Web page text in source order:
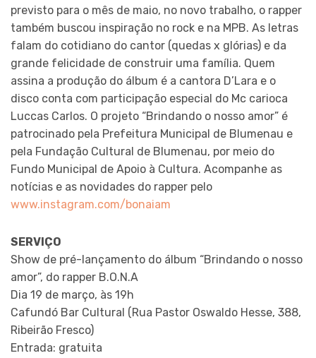
previsto para o mês de maio, no novo trabalho, o rapper
também buscou inspiração no rock e na MPB. As letras
falam do cotidiano do cantor (quedas x glórias) e da
grande felicidade de construir uma família. Quem
assina a produção do álbum é a cantora D’Lara e o
disco conta com participação especial do Mc carioca
Luccas Carlos. O projeto “Brindando o nosso amor” é
patrocinado pela Prefeitura Municipal de Blumenau e
pela Fundação Cultural de Blumenau, por meio do
Fundo Municipal de Apoio à Cultura. Acompanhe as
notícias e as novidades do rapper pelo
www.instagram.com/bonaiam
SERVIÇO
Show de pré-lançamento do álbum “Brindando o nosso
amor”, do rapper B.O.N.A
Dia 19 de março, às 19h
Cafundó Bar Cultural (Rua Pastor Oswaldo Hesse, 388,
Ribeirão Fresco)
Entrada: gratuita